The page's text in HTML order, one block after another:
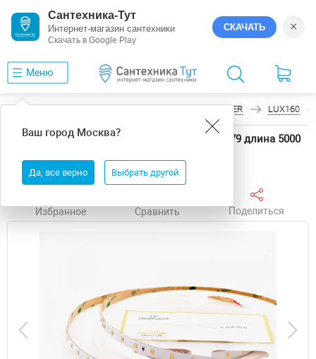
Сантехника-Тут
Интернет-магазин сантехники
Скачать в Google Play
СКАЧАТЬ ×
Меню
Ваш город Москва?
Да, все верно Выбрать другой
LEDS POWER LUX160
Светодиодная лента LEDS POWER LUX160 6079 длина 5000
Избранное Сравнить Поделиться